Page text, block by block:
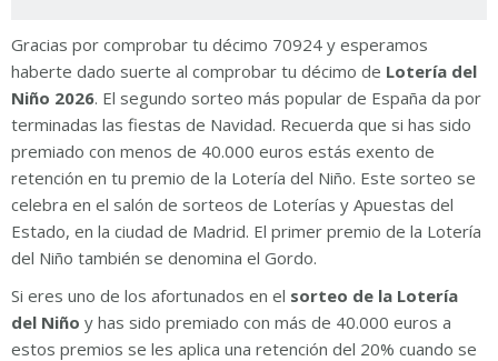
Gracias por comprobar tu décimo 70924 y esperamos
haberte dado suerte al comprobar tu décimo de Lotería del
Niño 2026. El segundo sorteo más popular de España da por
terminadas las fiestas de Navidad. Recuerda que si has sido
premiado con menos de 40.000 euros estás exento de
retención en tu premio de la Lotería del Niño. Este sorteo se
celebra en el salón de sorteos de Loterías y Apuestas del
Estado, en la ciudad de Madrid. El primer premio de la Lotería
del Niño también se denomina el Gordo.
Si eres uno de los afortunados en el sorteo de la Lotería
del Niño y has sido premiado con más de 40.000 euros a
estos premios se les aplica una retención del 20% cuando se